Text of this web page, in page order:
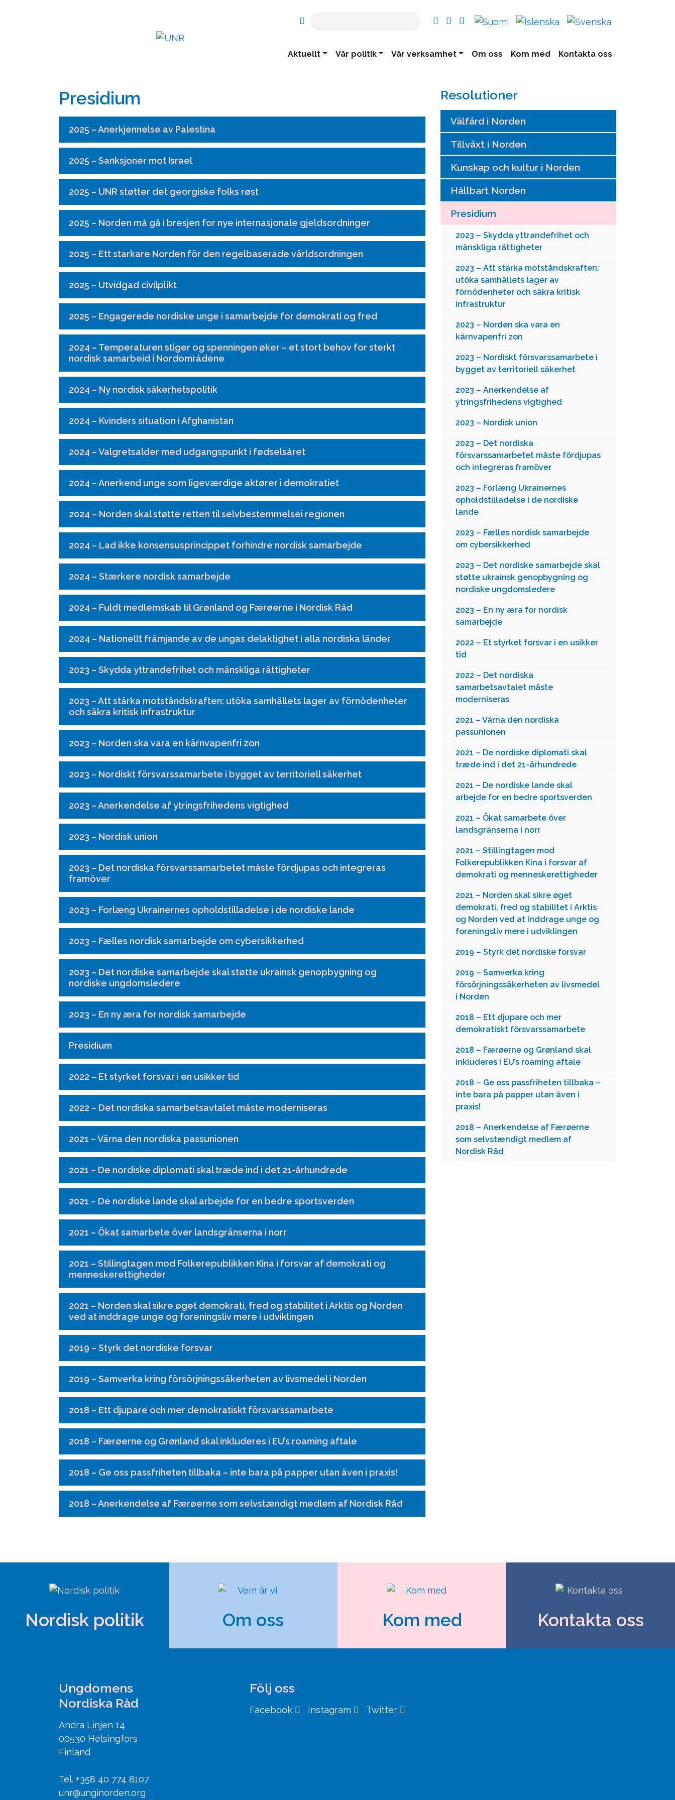
Aktuellt Vår politik Vår verksamhet Om oss Kom med Kontakta oss
Presidium
2025 – Anerkjennelse av Palestina
2025 – Sanksjoner mot Israel
2025 – UNR støtter det georgiske folks røst
2025 – Norden må gå i bresjen for nye internasjonale gjeldsordninger
2025 – Ett starkare Norden för den regelbaserade världsordningen
2025 – Utvidgad civilplikt
2025 – Engagerede nordiske unge i samarbejde for demokrati og fred
2024 – Temperaturen stiger og spenningen øker – et stort behov for sterkt
nordisk samarbeid i Nordområdene
2024 – Ny nordisk säkerhetspolitik
2024 – Kvinders situation i Afghanistan
2024 – Valgretsalder med udgangspunkt i fødselsåret
2024 – Anerkend unge som ligeværdige aktører i demokratiet
2024 – Norden skal støtte retten til selvbestemmelsei regionen
2024 – Lad ikke konsensusprincippet forhindre nordisk samarbejde
2024 – Stærkere nordisk samarbejde
2024 – Fuldt medlemskab til Grønland og Færøerne i Nordisk Råd
2024 – Nationellt främjande av de ungas delaktighet i alla nordiska länder
2023 – Skydda yttrandefrihet och mänskliga rättigheter
2023 – Att stärka motståndskraften: utöka samhällets lager av förnödenheter
och säkra kritisk infrastruktur
2023 – Norden ska vara en kärnvapenfri zon
2023 – Nordiskt försvarssamarbete i bygget av territoriell säkerhet
2023 – Anerkendelse af ytringsfrihedens vigtighed
2023 – Nordisk union
2023 – Det nordiska försvarssamarbetet måste fördjupas och integreras
framöver
2023 – Forlæng Ukrainernes opholdstilladelse i de nordiske lande
2023 – Fælles nordisk samarbejde om cybersikkerhed
2023 – Det nordiske samarbejde skal støtte ukrainsk genopbygning og
nordiske ungdomsledere
2023 – En ny æra for nordisk samarbejde
Presidium
2022 – Et styrket forsvar i en usikker tid
2022 – Det nordiska samarbetsavtalet måste moderniseras
2021 – Värna den nordiska passunionen
2021 – De nordiske diplomati skal træde ind i det 21-århundrede
2021 – De nordiske lande skal arbejde for en bedre sportsverden
2021 – Ökat samarbete över landsgränserna i norr
2021 – Stillingtagen mod Folkerepublikken Kina i forsvar af demokrati og
menneskerettigheder
2021 – Norden skal sikre øget demokrati, fred og stabilitet i Arktis og Norden
ved at inddrage unge og foreningsliv mere i udviklingen
2019 – Styrk det nordiske forsvar
2019 – Samverka kring försörjningssäkerheten av livsmedel i Norden
2018 – Ett djupare och mer demokratiskt försvarssamarbete
2018 – Færøerne og Grønland skal inkluderes i EU’s roaming aftale
2018 – Ge oss passfriheten tillbaka – inte bara på papper utan även i praxis!
2018 – Anerkendelse af Færøerne som selvstændigt medlem af Nordisk Råd
Resolutioner
Välfärd i Norden
Tillväxt i Norden
Kunskap och kultur i Norden
Hållbart Norden
Presidium
2023 – Skydda yttrandefrihet och
mänskliga rättigheter
2023 – Att stärka motståndskraften:
utöka samhällets lager av
förnödenheter och säkra kritisk
infrastruktur
2023 – Norden ska vara en
kärnvapenfri zon
2023 – Nordiskt försvarssamarbete i
bygget av territoriell säkerhet
2023 – Anerkendelse af
ytringsfrihedens vigtighed
2023 – Nordisk union
2023 – Det nordiska
försvarssamarbetet måste fördjupas
och integreras framöver
2023 – Forlæng Ukrainernes
opholdstilladelse i de nordiske
lande
2023 – Fælles nordisk samarbejde
om cybersikkerhed
2023 – Det nordiske samarbejde skal
støtte ukrainsk genopbygning og
nordiske ungdomsledere
2023 – En ny æra for nordisk
samarbejde
2022 – Et styrket forsvar i en usikker
tid
2022 – Det nordiska
samarbetsavtalet måste
moderniseras
2021 – Värna den nordiska
passunionen
2021 – De nordiske diplomati skal
træde ind i det 21-århundrede
2021 – De nordiske lande skal
arbejde for en bedre sportsverden
2021 – Ökat samarbete över
landsgränserna i norr
2021 – Stillingtagen mod
Folkerepublikken Kina i forsvar af
demokrati og menneskerettigheder
2021 – Norden skal sikre øget
demokrati, fred og stabilitet i Arktis
og Norden ved at inddrage unge og
foreningsliv mere i udviklingen
2019 – Styrk det nordiske forsvar
2019 – Samverka kring
försörjningssäkerheten av livsmedel
i Norden
2018 – Ett djupare och mer
demokratiskt försvarssamarbete
2018 – Færøerne og Grønland skal
inkluderes i EU’s roaming aftale
2018 – Ge oss passfriheten tillbaka –
inte bara på papper utan även i
praxis!
2018 – Anerkendelse af Færøerne
som selvstændigt medlem af
Nordisk Råd
Nordisk politik Om oss Kom med Kontakta oss
Ungdomens
Nordiska Råd
Andra Linjen 14
00530 Helsingfors
Finland
Tel. +358 40 774 8107
unr@unginorden.org
Följ oss
Facebook Instagram Twitter